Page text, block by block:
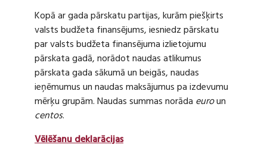
Kopā ar gada pārskatu partijas, kurām piešķirts
valsts budžeta finansējums, iesniedz pārskatu
par valsts budžeta finansējuma izlietojumu
pārskata gadā, norādot naudas atlikumus
pārskata gada sākumā un beigās, naudas
ieņēmumus un naudas maksājumus pa izdevumu
mērķu grupām. Naudas summas norāda euroun
centos.
Vēlēšanu deklarācijas